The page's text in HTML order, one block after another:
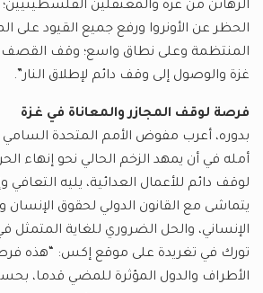
الرهائن من غزة والمعتقلين
الحظر عن الأونروا ورفع جميع القيود على
المنتظمة وعلى نطاق واسع؛ وقف القصف
غزة والوصول إلى وقف دائم لإطلاق النار”.
فرصة لوقف المجازر والمعاناة في غزة
بدوره، أعرب مفوض الأمم المتحدة
أمله في أن يمهد الزخم الحالي نحو إنهاء
لوقف دائم للأعمال العدائية، يليه التعافي
يتماشى مع القانون الدولي لحقوق الإنسان
الإنساني، والحل الضروري للغاية المتمثل
تورك في تغريدة على موقع إكس: “هذه
الأطراف والدول المؤثرة للمضي قدما،